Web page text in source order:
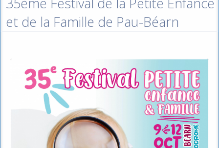
et de la Famille de Pau-Béarn